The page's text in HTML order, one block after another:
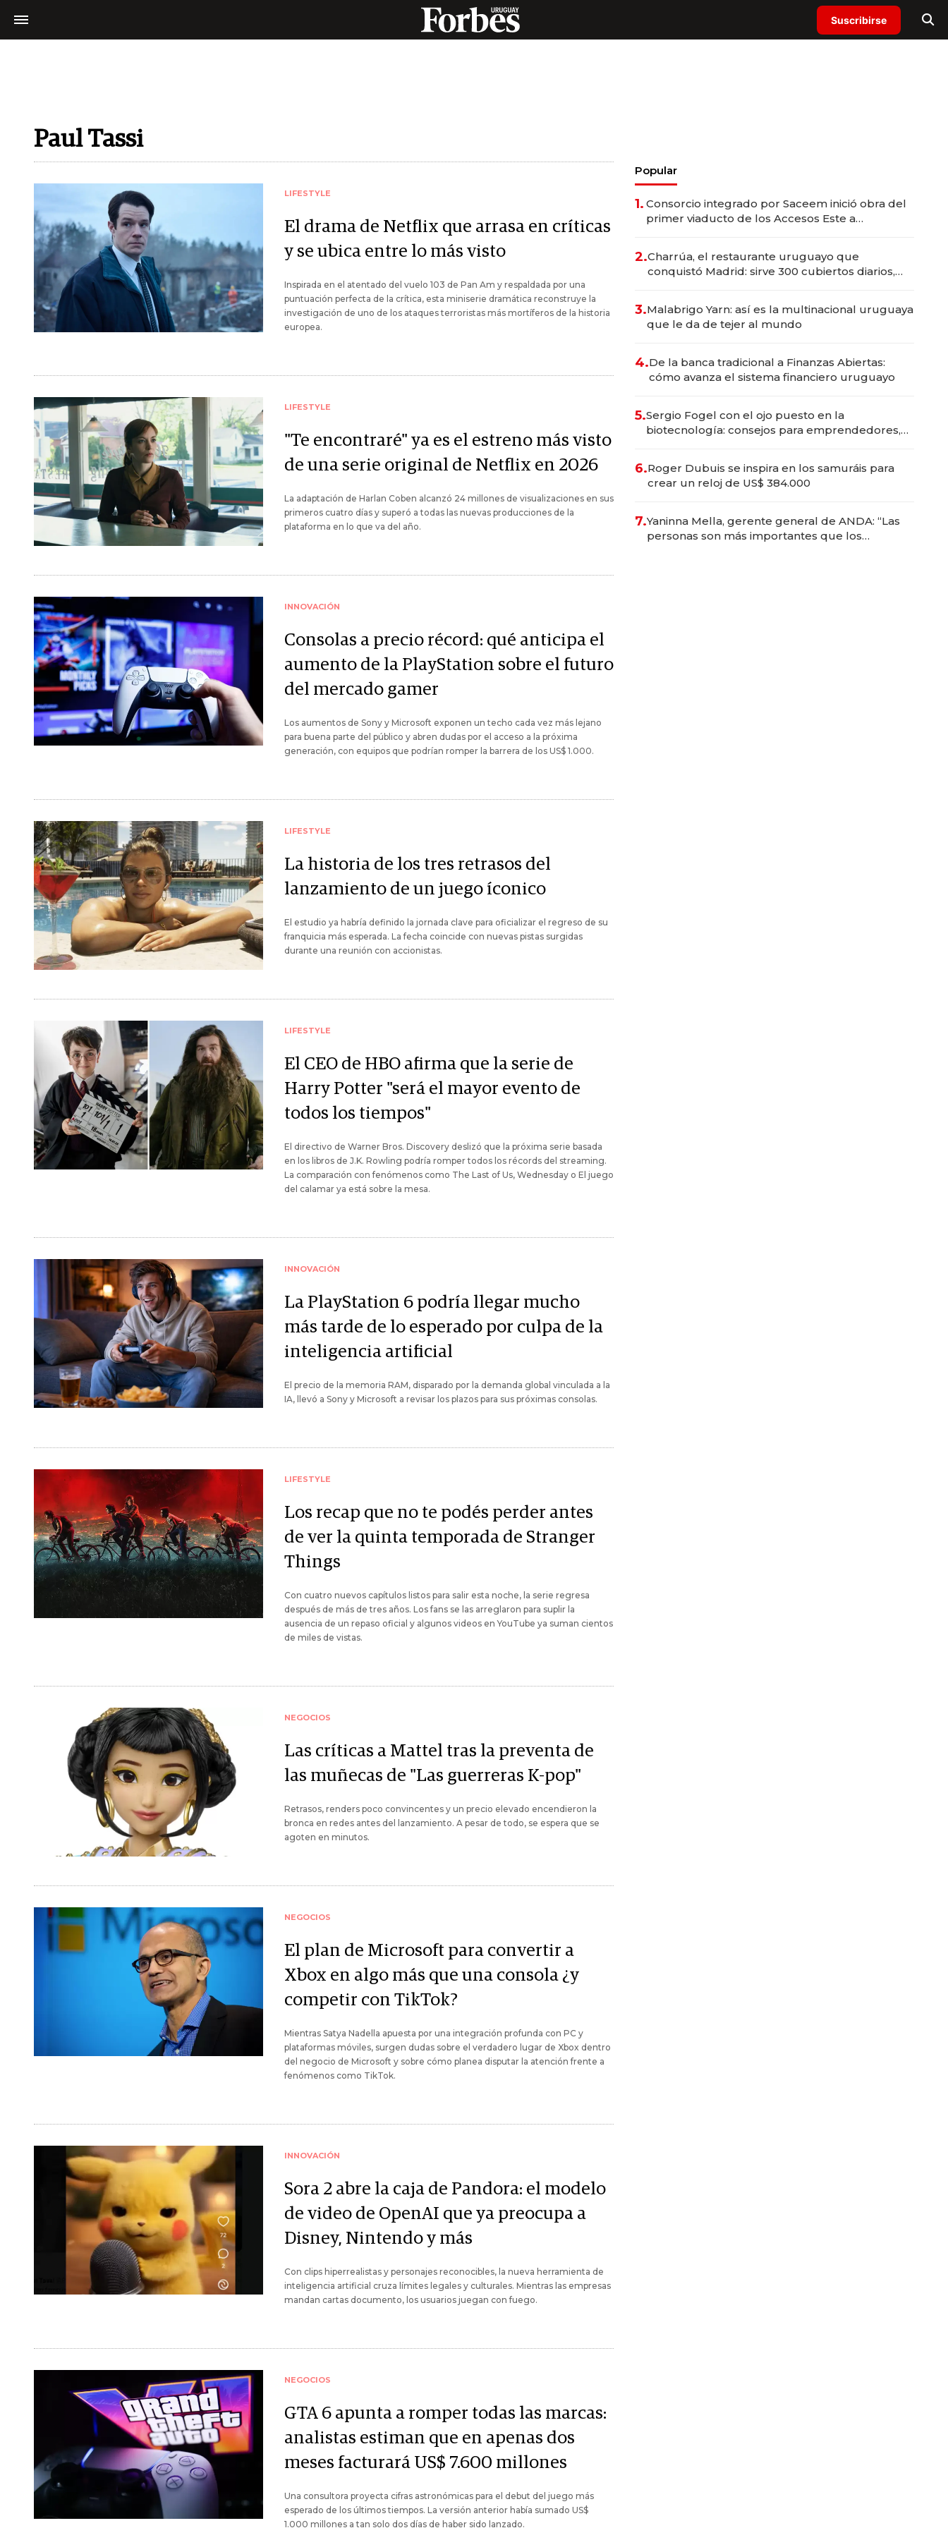
Suscribirse
Paul Tassi
LIFESTYLE
El drama de Netflix que arrasa en críticas
y se ubica entre lo más visto
Inspirada en el atentado del vuelo 103 de Pan Am y respaldada por una
puntuación perfecta de la crítica, esta miniserie dramática reconstruye la
investigación de uno de los ataques terroristas más mortíferos de la historia
europea.
LIFESTYLE
"Te encontraré" ya es el estreno más visto
de una serie original de Netflix en 2026
La adaptación de Harlan Coben alcanzó 24 millones de visualizaciones en sus
primeros cuatro días y superó a todas las nuevas producciones de la
plataforma en lo que va del año.
INNOVACIÓN
Consolas a precio récord: qué anticipa el
aumento de la PlayStation sobre el futuro
del mercado gamer
Los aumentos de Sony y Microsoft exponen un techo cada vez más lejano
para buena parte del público y abren dudas por el acceso a la próxima
generación, con equipos que podrían romper la barrera de los US$ 1.000.
LIFESTYLE
La historia de los tres retrasos del
lanzamiento de un juego íconico
El estudio ya habría definido la jornada clave para oficializar el regreso de su
franquicia más esperada. La fecha coincide con nuevas pistas surgidas
durante una reunión con accionistas.
LIFESTYLE
El CEO de HBO afirma que la serie de
Harry Potter "será el mayor evento de
todos los tiempos"
El directivo de Warner Bros. Discovery deslizó que la próxima serie basada
en los libros de J.K. Rowling podría romper todos los récords del streaming.
La comparación con fenómenos como The Last of Us, Wednesday o El juego
del calamar ya está sobre la mesa.
INNOVACIÓN
La PlayStation 6 podría llegar mucho
más tarde de lo esperado por culpa de la
inteligencia artificial
El precio de la memoria RAM, disparado por la demanda global vinculada a la
IA, llevó a Sony y Microsoft a revisar los plazos para sus próximas consolas.
LIFESTYLE
Los recap que no te podés perder antes
de ver la quinta temporada de Stranger
Things
Con cuatro nuevos capítulos listos para salir esta noche, la serie regresa
después de más de tres años. Los fans se las arreglaron para suplir la
ausencia de un repaso oficial y algunos videos en YouTube ya suman cientos
de miles de vistas.
NEGOCIOS
Las críticas a Mattel tras la preventa de
las muñecas de "Las guerreras K-pop"
Retrasos, renders poco convincentes y un precio elevado encendieron la
bronca en redes antes del lanzamiento. A pesar de todo, se espera que se
agoten en minutos.
NEGOCIOS
El plan de Microsoft para convertir a
Xbox en algo más que una consola ¿y
competir con TikTok?
Mientras Satya Nadella apuesta por una integración profunda con PC y
plataformas móviles, surgen dudas sobre el verdadero lugar de Xbox dentro
del negocio de Microsoft y sobre cómo planea disputar la atención frente a
fenómenos como TikTok.
INNOVACIÓN
Sora 2 abre la caja de Pandora: el modelo
de video de OpenAI que ya preocupa a
Disney, Nintendo y más
Con clips hiperrealistas y personajes reconocibles, la nueva herramienta de
inteligencia artificial cruza límites legales y culturales. Mientras las empresas
mandan cartas documento, los usuarios juegan con fuego.
NEGOCIOS
GTA 6 apunta a romper todas las marcas:
analistas estiman que en apenas dos
meses facturará US$ 7.600 millones
Una consultora proyecta cifras astronómicas para el debut del juego más
esperado de los últimos tiempos. La versión anterior había sumado US$
1.000 millones a tan solo dos días de haber sido lanzado.
Popular
1. Consorcio integrado por Saceem inició obra del
primer viaducto de los Accesos Este a
2.Charrúa, el restaurante uruguayo que
conquistó Madrid: sirve 300 cubiertos diarios,
3.Malabrigo Yarn: así es la multinacional uruguaya
que le da de tejer al mundo
4.De la banca tradicional a Finanzas Abiertas:
cómo avanza el sistema financiero uruguayo
5.Sergio Fogel con el ojo puesto en la
biotecnología: consejos para emprendedores,
6.Roger Dubuis se inspira en los samuráis para
crear un reloj de US$ 384.000
7.Yaninna Mella, gerente general de ANDA: “Las
personas son más importantes que los